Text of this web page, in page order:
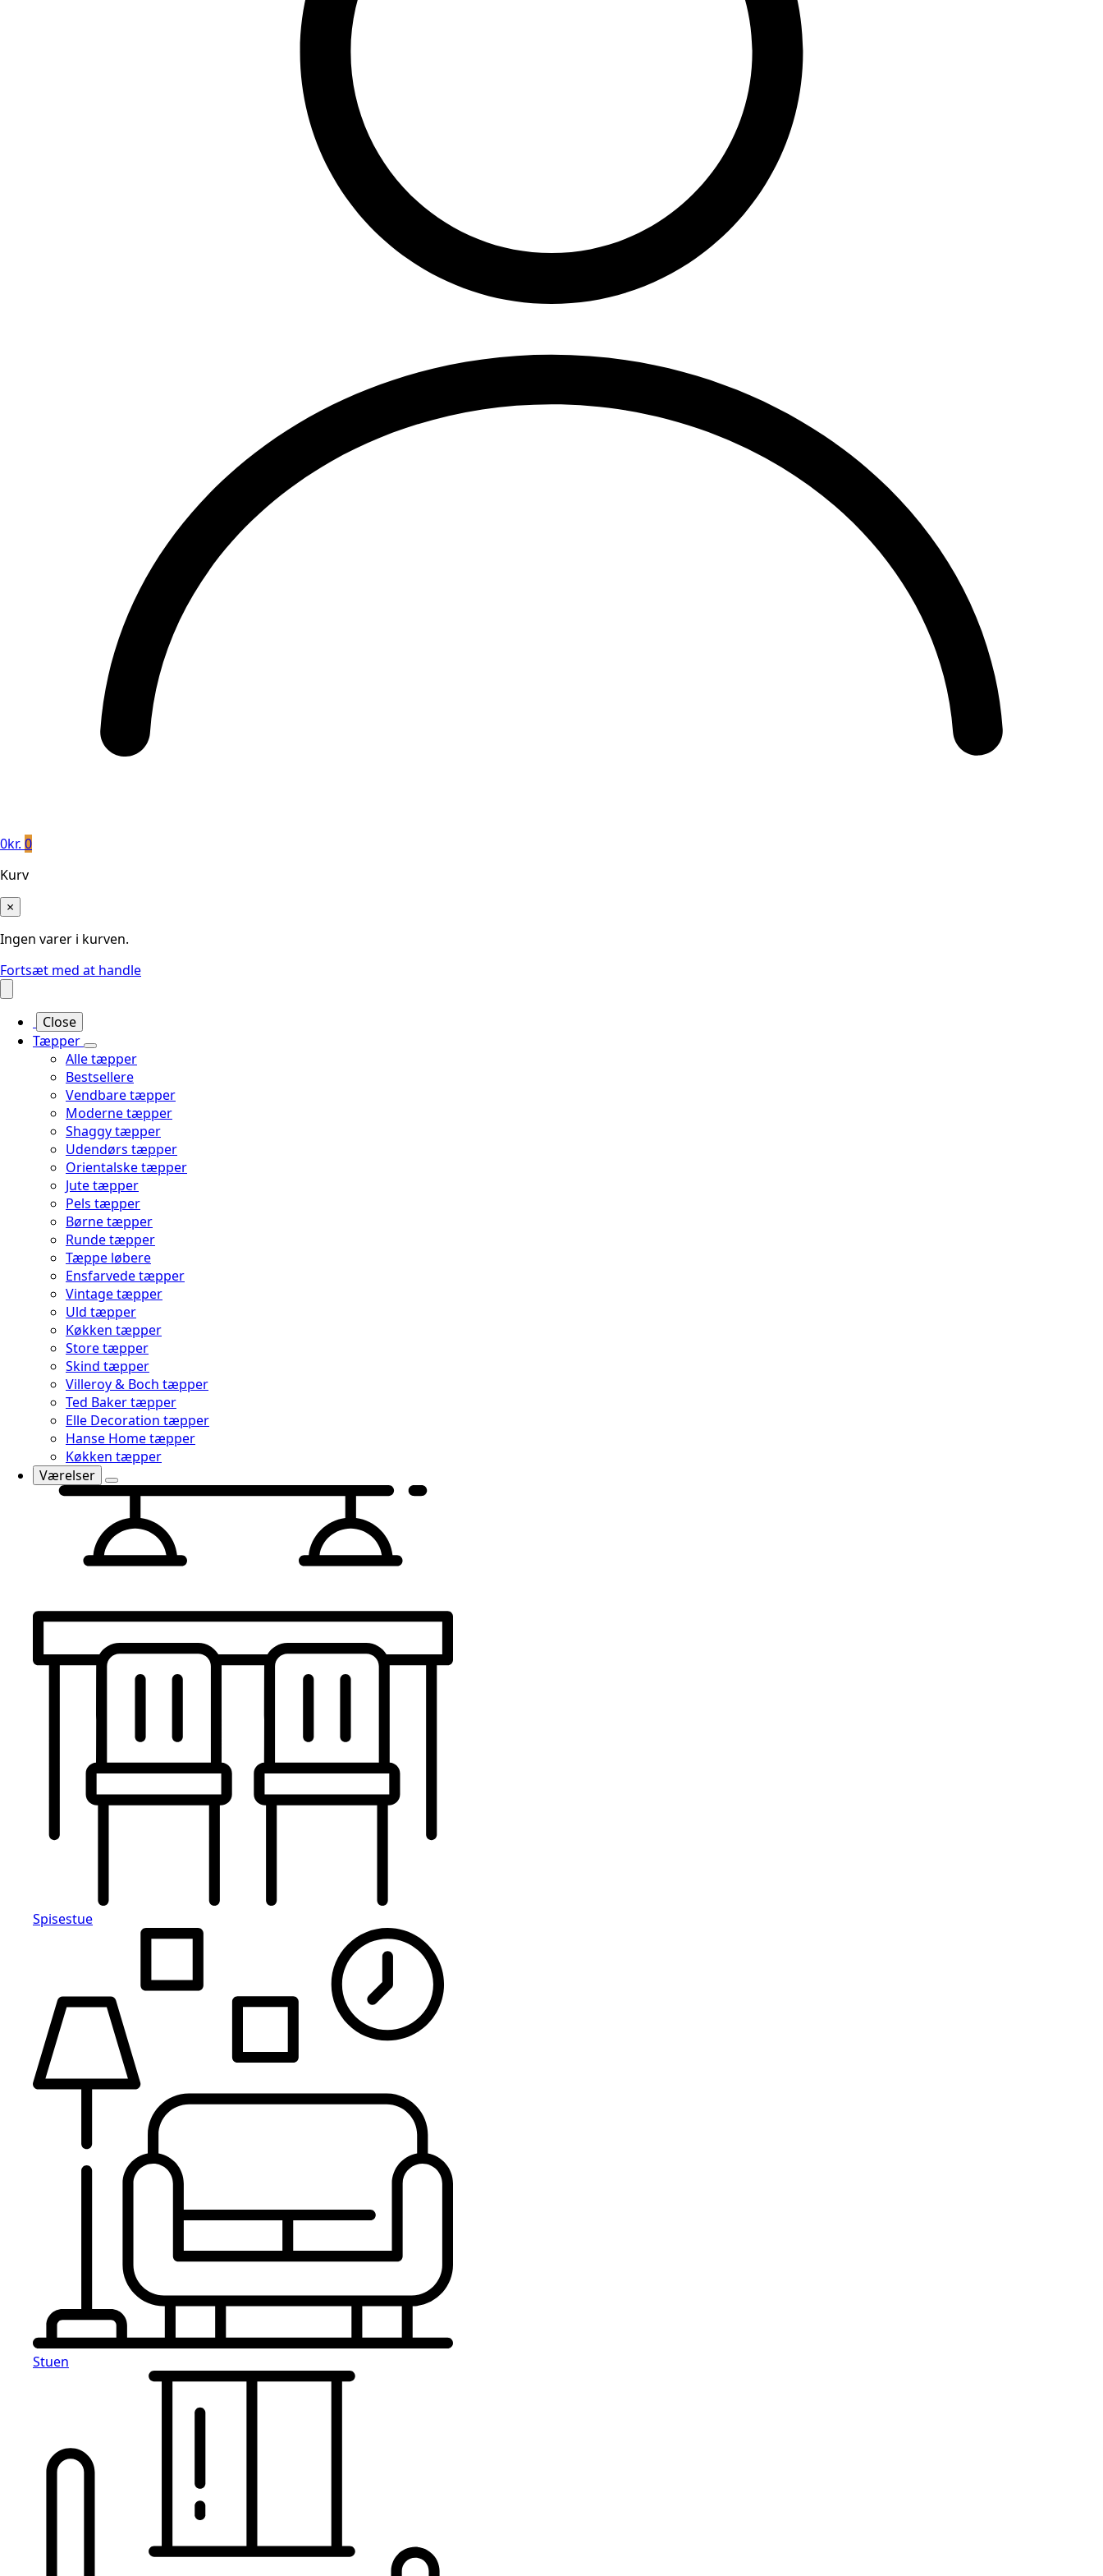
0kr. 0
Kurv
×
Ingen varer i kurven.
Fortsæt med at handle
Close
Tæpper
Alle tæpper
Bestsellere
Vendbare tæpper
Moderne tæpper
Shaggy tæpper
Udendørs tæpper
Orientalske tæpper
Jute tæpper
Pels tæpper
Børne tæpper
Runde tæpper
Tæppe løbere
Ensfarvede tæpper
Vintage tæpper
Uld tæpper
Køkken tæpper
Store tæpper
Skind tæpper
Villeroy & Boch tæpper
Ted Baker tæpper
Elle Decoration tæpper
Hanse Home tæpper
Køkken tæpper
Værelser
Spisestue
Stuen